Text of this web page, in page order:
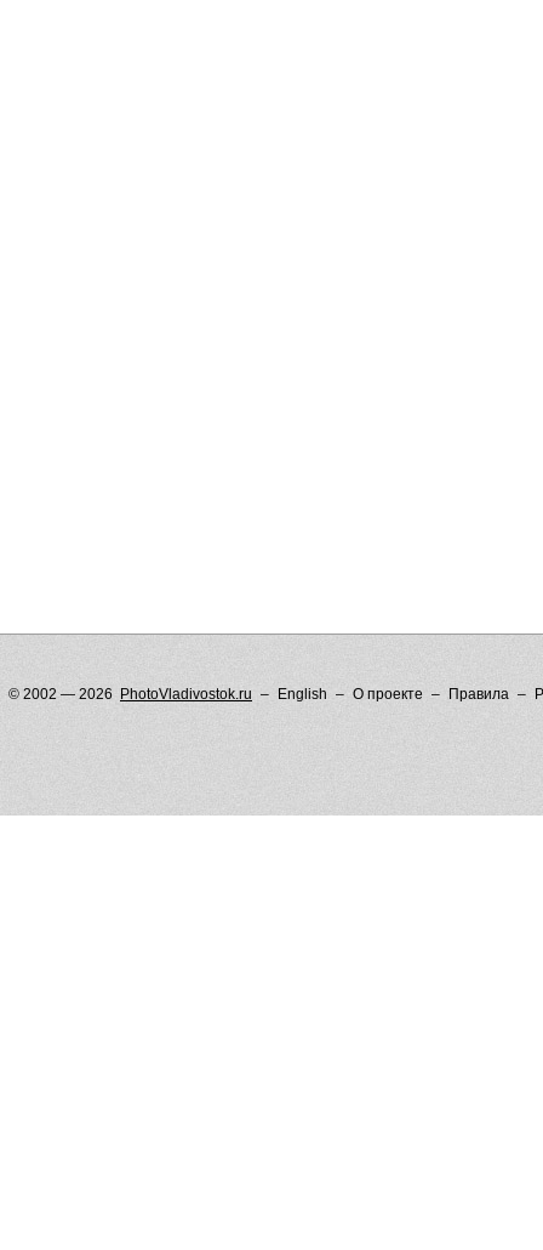
© 2002 — 2026 PhotoVladivostok.ru English О проекте Правила